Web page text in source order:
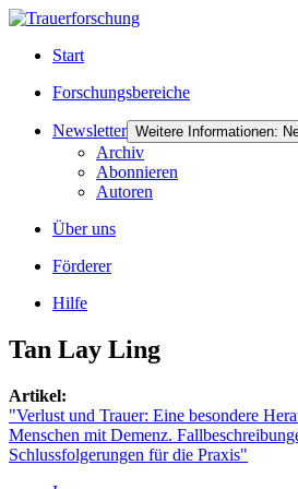
Start
Forschungsbereiche
Newsletter Weitere Informationen:
Archiv
Abonnieren
Autoren
Über uns
Förderer
Hilfe
Tan Lay Ling
Artikel:
"Verlust und Trauer: Eine besondere
Menschen mit Demenz.
Schlussfolgerungen für die Praxis"